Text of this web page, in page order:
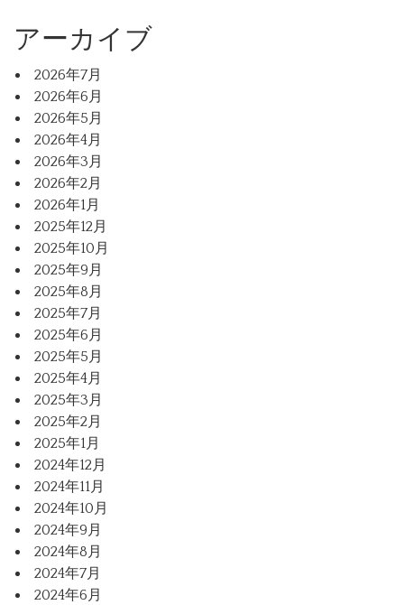
アーカイブ
2026年7月
2026年6月
2026年5月
2026年4月
2026年3月
2026年2月
2026年1月
2025年12月
2025年10月
2025年9月
2025年8月
2025年7月
2025年6月
2025年5月
2025年4月
2025年3月
2025年2月
2025年1月
2024年12月
2024年11月
2024年10月
2024年9月
2024年8月
2024年7月
2024年6月